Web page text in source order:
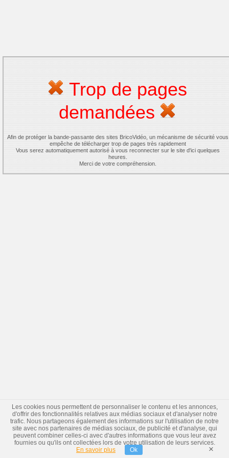
Trop de pages
demandées
Afin de protéger la bande-passante des sites BricoVidéo, un mécanisme de sécurité vous
empêche de télécharger trop de pages très rapidement
Vous serez automatiquement autorisé à vous reconnecter sur le site d'ici quelques
heures.
Merci de votre compréhension.
Les cookies nous permettent de personnaliser le contenu et les annonces,
d'offrir des fonctionnalités relatives aux médias sociaux et d'analyser notre
trafic. Nous partageons également des informations sur l'utilisation de notre
site avec nos partenaires de médias sociaux, de publicité et d'analyse, qui
peuvent combiner celles-ci avec d'autres informations que vous leur avez
fournies ou qu'ils ont collectées lors de votre utilisation de leurs services.
En savoir plus
Ok ×